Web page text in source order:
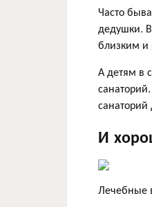
Часто
дедушки.
близким
А детям в
И
Лечебные